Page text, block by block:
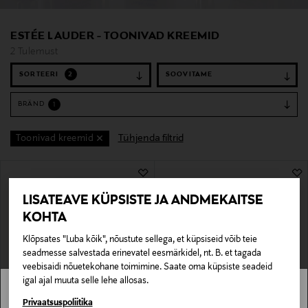
LISATEAVE KÜPSISTE JA ANDMEKAITSE
KOHTA
Klõpsates "Luba kõik", nõustute sellega, et küpsiseid võib teie
seadmesse salvestada erinevatel eesmärkidel, nt. B. et tagada
veebisaidi nõuetekohane toimimine. Saate oma küpsiste seadeid
igal ajal muuta selle lehe allosas.
Privaatsuspoliitika
ESTÉE LAUDER - TOONIVAD KREEMID
2 Tulemust
SORTEERI 2
BRÄND
Toonivad kreemid Tühjenda filtrid
ESTÉE LAUDER
Stockmann pole Sinu riigis saadaval.